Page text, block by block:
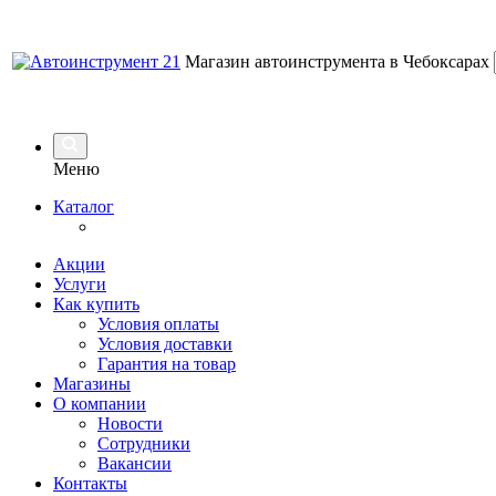
Магазин автоинструмента в Чебоксарах
Меню
Каталог
Акции
Услуги
Как купить
Условия оплаты
Условия доставки
Гарантия на товар
Магазины
О компании
Новости
Сотрудники
Вакансии
Контакты